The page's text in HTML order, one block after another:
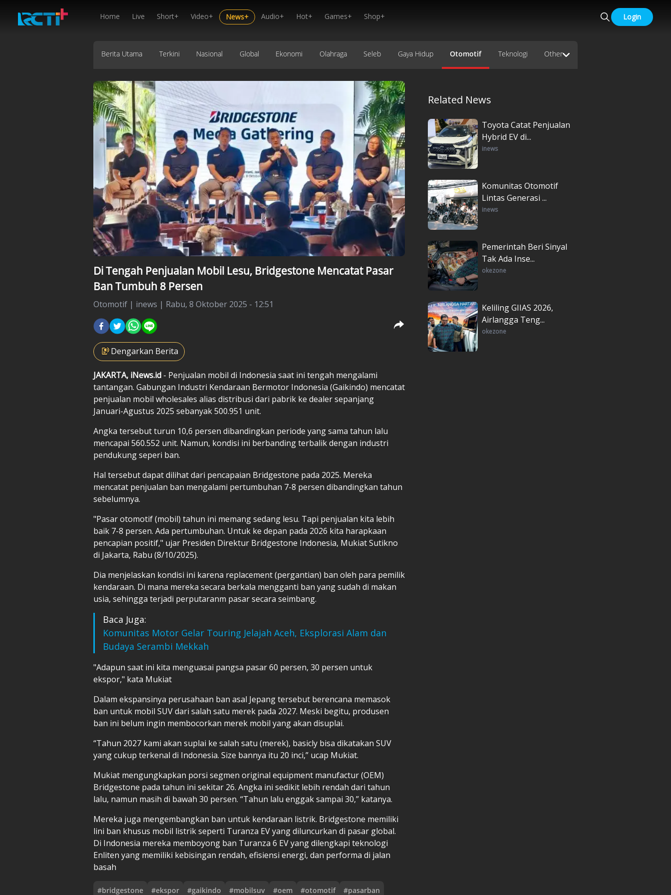
Home Live Short+ Video+ News+ Audio+ Hot+ Games+ Shop+ Login
Berita Utama Terkini Nasional Global Ekonomi Olahraga Seleb Gaya Hidup Otomotif Teknologi Other
Di Tengah Penjualan Mobil Lesu, Bridgestone Mencatat Pasar
Ban Tumbuh 8 Persen
Otomotif | inews | Rabu, 8 Oktober 2025 - 12:51
Dengarkan Berita
JAKARTA, iNews.id - Penjualan mobil di Indonesia saat ini tengah mengalami
tantangan. Gabungan Industri Kendaraan Bermotor Indonesia (Gaikindo) mencatat
penjualan mobil wholesales alias distribusi dari pabrik ke dealer sepanjang
Januari-Agustus 2025 sebanyak 500.951 unit.
Angka tersebut turun 10,6 persen dibandingkan periode yang sama tahun lalu
mencapai 560.552 unit. Namun, kondisi ini berbanding terbalik dengan industri
pendukung seperi ban.
Hal tersebut dapat dilihat dari pencapaian Bridgestone pada 2025. Mereka
mencatat penjualan ban mengalami pertumbuhan 7-8 persen dibandingkan tahun
sebelumnya.
"Pasar otomotif (mobil) tahun ini memang sedang lesu. Tapi penjualan kita lebih
baik 7-8 persen. Ada pertumbuhan. Untuk ke depan pada 2026 kita harapkaan
pencapian positif," ujar Presiden Direktur Bridgestone Indonesia, Mukiat Sutikno
di Jakarta, Rabu (8/10/2025).
Dia menjelaskan kondisi ini karena replacement (pergantian) ban oleh para pemilik
kendaraan. Di mana mereka secara berkala mengganti ban yang sudah di makan
usia, sehingga terjadi perputaranm pasar secara seimbang.
Baca Juga:
Komunitas Motor Gelar Touring Jelajah Aceh, Eksplorasi Alam dan
Budaya Serambi Mekkah
"Adapun saat ini kita menguasai pangsa pasar 60 persen, 30 persen untuk
ekspor," kata Mukiat
Dalam ekspansinya perusahaan ban asal Jepang tersebut berencana memasok
ban untuk mobil SUV dari salah satu merek pada 2027. Meski begitu, produsen
ban ini belum ingin membocorkan merek mobil yang akan disuplai.
“Tahun 2027 kami akan suplai ke salah satu (merek), basicly bisa dikatakan SUV
yang cukup terkenal di Indonesia. Size bannya itu 20 inci,” ucap Mukiat.
Mukiat mengungkapkan porsi segmen original equipment manufactur (OEM)
Bridgestone pada tahun ini sekitar 26. Angka ini sedikit lebih rendah dari tahun
lalu, namun masih di bawah 30 persen. “Tahun lalu enggak sampai 30,” katanya.
Mereka juga mengembangkan ban untuk kendaraan listrik. Bridgestone memiliki
lini ban khusus mobil listrik seperti Turanza EV yang diluncurkan di pasar global.
Di Indonesia mereka memboyong ban Turanza 6 EV yang dilengkapi teknologi
Enliten yang memiliki kebisingan rendah, efisiensi energi, dan performa di jalan
basah
#bridgestone #ekspor #gaikindo #mobilsuv #oem #otomotif #pasarban
Related News
Toyota Catat Penjualan
Hybrid EV di...
inews
Komunitas Otomotif
Lintas Generasi ...
inews
Pemerintah Beri Sinyal
Tak Ada Inse...
okezone
Keliling GIIAS 2026,
Airlangga Teng...
okezone